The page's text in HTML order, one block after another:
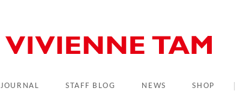
JOURNAL STAFF BLOG NEWS SHOP